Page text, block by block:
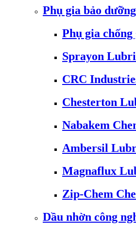
Phụ gia bảo dưỡng
Phụ gia chống
Sprayon
CRC
Chesterton
Nabakem
Ambersil
Magnaflux
Zip-Chem
Dầu nhờn công